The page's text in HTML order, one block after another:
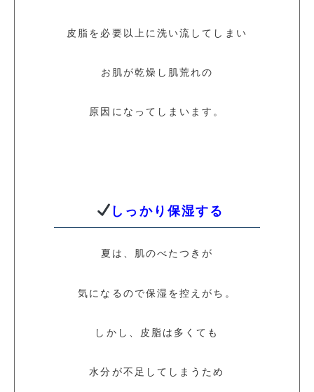
皮脂を必要以上に洗い流してしまい
お肌が乾燥し肌荒れの
原因になってしまいます。
しっかり保湿する
夏は、肌のべたつきが
気になるので保湿を控えがち。
しかし、皮脂は多くても
水分が不足してしまうため